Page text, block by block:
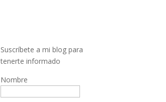
Suscríbete a mi blog para
tenerte informado
Nombre